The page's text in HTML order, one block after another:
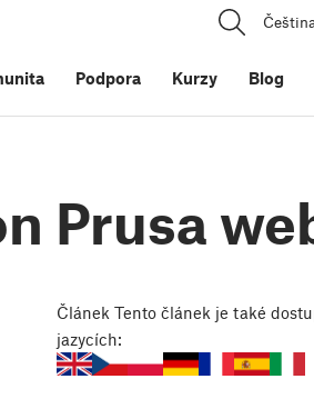
Podpora Kurzy Blog
Prusa
Článek Tento článek je také
jazycích: